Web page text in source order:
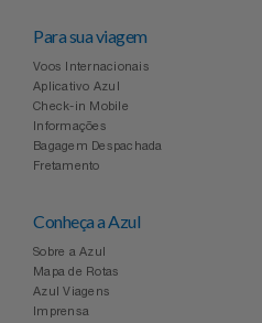
TV
Utilidades Industriais
Top Store
Tramontina
Para sua viagem
Voos Internacionais
Aplicativo Azul
Check-in Mobile
Informações
Bagagem Despachada
Fretamento
Conheça a Azul
Sobre a Azul
Mapa de Rotas
Azul Viagens
Imprensa